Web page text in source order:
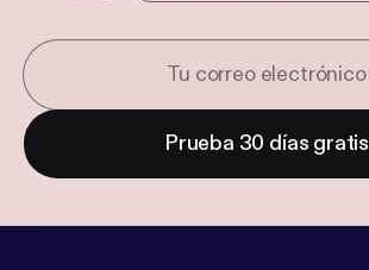
Prueba 30 días gratis